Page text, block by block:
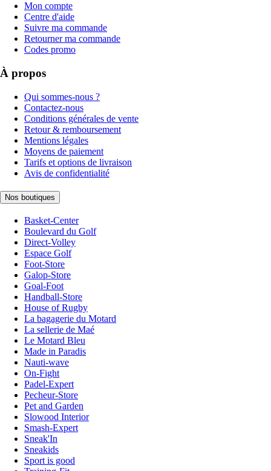
Mon compte
Centre d'aide
Suivre ma commande
Retourner ma commande
Codes promo
À propos
Qui sommes-nous ?
Contactez-nous
Conditions générales de vente
Retour & remboursement
Mentions légales
Moyens de paiement
Tarifs et options de livraison
Avis de confidentialité
Nos boutiques
Basket-Center
Boulevard du Golf
Direct-Volley
Espace Golf
Foot-Store
Galop-Store
Goal-Foot
Handball-Store
House of Rugby
La bagagerie du Motard
La sellerie de Maé
Le Motard Bleu
Made in Paradis
Nauti-wave
On-Fight
Padel-Expert
Pecheur-Store
Pet and Garden
Slowood Interior
Smash-Expert
Sneak'In
Sneakids
Sport is good